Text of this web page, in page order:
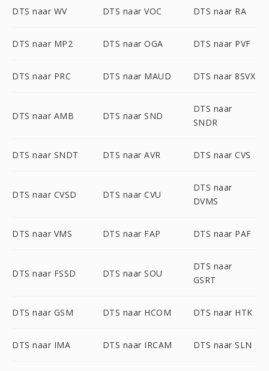
DTS naar WV DTS naar VOC DTS naar RA
DTS naar MP2 DTS naar OGA DTS naar PVF
DTS naar PRC DTS naar MAUD DTS naar 8SVX
DTS naar AMB DTS naar SND
DTS naar
SNDR
DTS naar SNDT DTS naar AVR DTS naar CVS
DTS naar CVSD DTS naar CVU
DTS naar
DVMS
DTS naar VMS DTS naar FAP DTS naar PAF
DTS naar FSSD DTS naar SOU
DTS naar
GSRT
DTS naar GSM DTS naar HCOM DTS naar HTK
DTS naar IMA DTS naar IRCAM DTS naar SLN